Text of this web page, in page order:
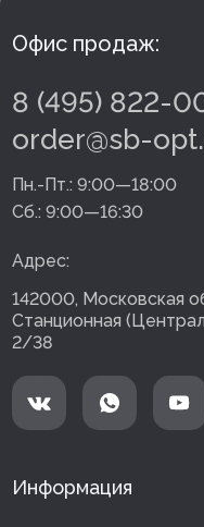
Внутренняя
Вагонка ПВХ
Вагонка потолочная
Панели ПВХ
Листовые панели
Подоконники с
Напольные покрытия
Напольные покрытия
Плинтус напольный с
Керамическая плитка
Офис продаж:
8 (495) 822-
order@sb-
Пн.-Пт.: 9:00—18:00
Сб.: 9:00—16:30
Адрес:
142000, Московская
Станционная
2/38
Информация